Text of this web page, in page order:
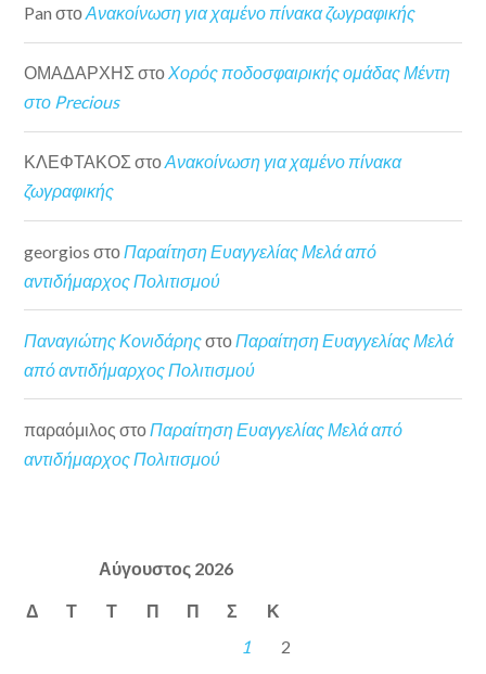
Pan στοΑνακοίνωση για χαμένο πίνακα ζωγραφικής
ΟΜΑΔΑΡΧΗΣ στοΧορός ποδοσφαιρικής ομάδας Μέντη
στο Precious
ΚΛΕΦΤΑΚΟΣ στοΑνακοίνωση για χαμένο πίνακα
ζωγραφικής
georgios στο Παραίτηση Ευαγγελίας Μελά από
αντιδήμαρχος Πολιτισμού
Παναγιώτης Κονιδάρηςστο Παραίτηση Ευαγγελίας Μελά
από αντιδήμαρχος Πολιτισμού
παραόμιλος στοΠαραίτηση Ευαγγελίας Μελά από
αντιδήμαρχος Πολιτισμού
Αύγουστος 2026
Δ Τ Τ Π Π Σ Κ
1
2